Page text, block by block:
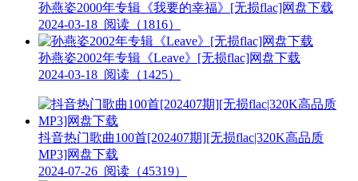
孙燕姿2000年专辑《我要的幸福》[无损flac]网盘下载
2024-03-18 阅读（1816）
孙燕姿2002年专辑《Leave》[无损flac]网盘下载
2024-03-18 阅读（1425）
抖音热门歌曲100首[202407期][无损flac|320K高品质
MP3]网盘下载
2024-07-26 阅读（45319）